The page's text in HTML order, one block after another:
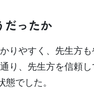
だったか
りやすく、先生方
り、先生方を信頼
でした。